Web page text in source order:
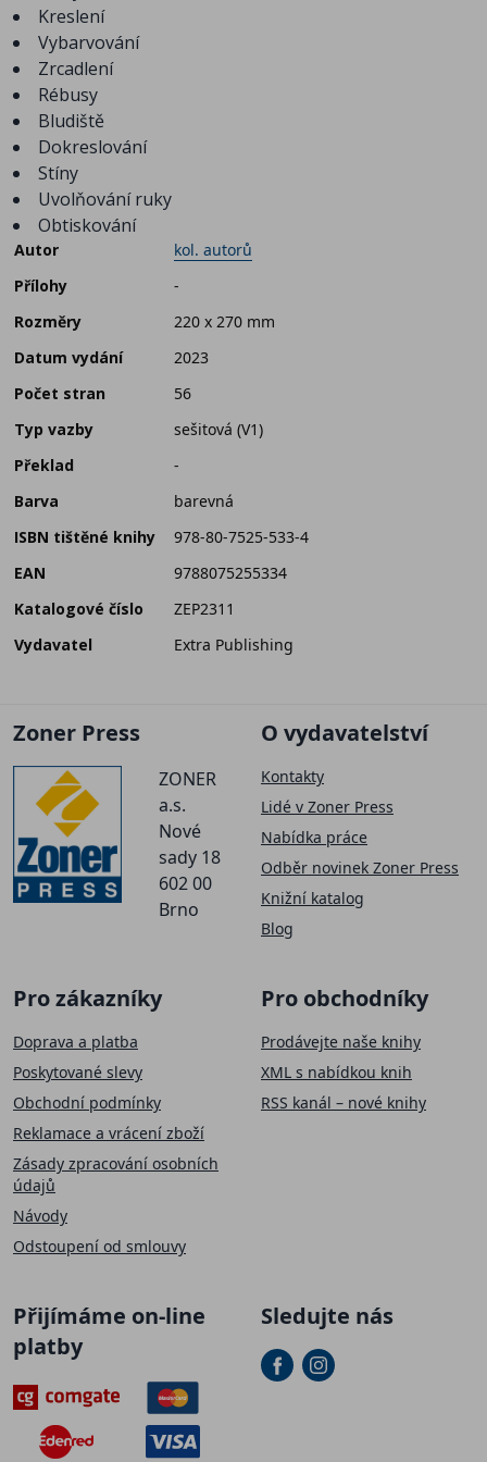
Kreslení
Vybarvování
Zrcadlení
Rébusy
Bludiště
Dokreslování
Stíny
Uvolňování ruky
Obtiskování
Autor
kol. autorů
Přílohy
-
Rozměry
220 x 270 mm
Datum vydání
2023
Počet stran
56
Typ vazby
sešitová (V1)
Překlad
-
Barva
barevná
ISBN tištěné knihy
978-80-7525-533-4
EAN
9788075255334
Katalogové číslo
ZEP2311
Vydavatel
Extra Publishing
Zoner Press
ZONER
a.s.
Nové
sady 18
602 00
Brno
O vydavatelství
Kontakty
Lidé v Zoner Press
Nabídka práce
Odběr novinek Zoner Press
Knižní katalog
Blog
Pro zákazníky
Doprava a platba
Poskytované slevy
Obchodní podmínky
Reklamace a vrácení zboží
Zásady zpracování osobních
údajů
Návody
Odstoupení od smlouvy
Pro obchodníky
Prodávejte naše knihy
XML s nabídkou knih
RSS kanál – nové knihy
Přijímáme on-line
platby
Sledujte nás